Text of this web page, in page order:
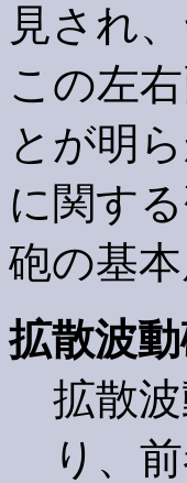
見され
この左
とが明
に関す
砲の基
拡散波
拡散
り、